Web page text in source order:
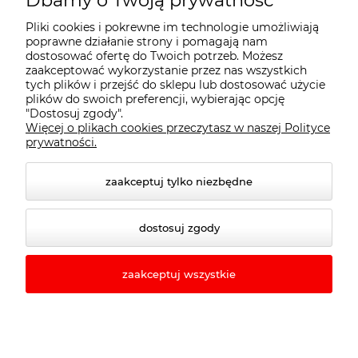
Płatności i dostawa
Informacje
O nas
Pliki cookies i pokrewne im technologie umożliwiają
poprawne działanie strony i pomagają nam
dostosować ofertę do Twoich potrzeb. Możesz
zaakceptować wykorzystanie przez nas wszystkich
tych plików i przejść do sklepu lub dostosować użycie
plików do swoich preferencji, wybierając opcję
"Dostosuj zgody".
Więcej o plikach cookies przeczytasz w naszej Polityce
prywatności.
zaakceptuj tylko niezbędne
dostosuj zgody
zaakceptuj wszystkie